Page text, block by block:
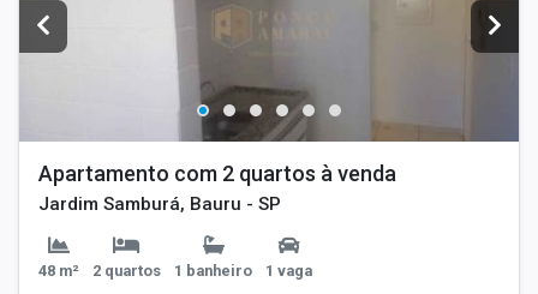
Apartamento com 2 quartos à venda
Jardim Samburá, Bauru - SP
48 m² 2 quartos 1 banheiro 1 vaga